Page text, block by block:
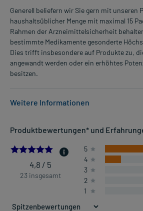
Generell beliefern wir Sie gern mit unseren
haushaltsüblicher Menge mit maximal 15
Rahmen der Arzneimittelsicherheit
bestimmte Medikamente gesonderte
Dies trifft insbesondere auf Produkte zu,
angewandt werden oder ein erhöhtes
besitzen.
Weitere Informationen
- Durchfälle, vor allem akute
Dosierung und Anwendungshinweise:
Jugendliche ab 12 Jahren
1-4 mal täglich
Produktbewertungen* und
4.826086956521739
4,8 / 5
23 insgesamt
5
4
3
2
1